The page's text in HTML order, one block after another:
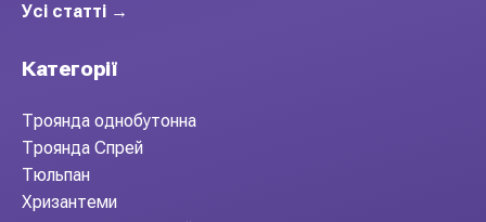
Усі статті →
Категорії
Троянда однобутонна
Троянда Спрей
Тюльпан
Хризантеми